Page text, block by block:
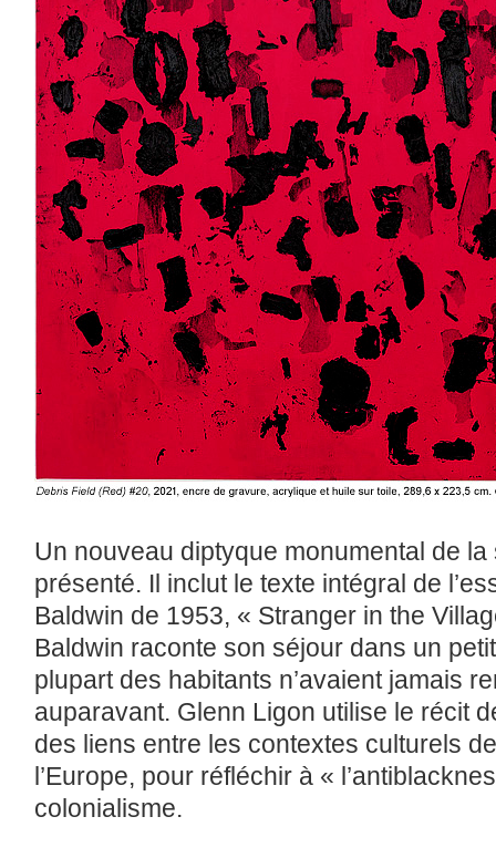
Un nouveau diptyque monumental de
présenté. Il inclut le texte intégral de
Baldwin de 1953, « Stranger in the
Baldwin raconte son séjour dans un
plupart des habitants n’avaient jamais
auparavant. Glenn Ligon utilise le récit
des liens entre les contextes culturels
l’Europe, pour réfléchir à «
colonialisme.